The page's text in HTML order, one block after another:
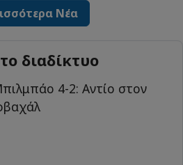
Νέα
διαδίκτυο